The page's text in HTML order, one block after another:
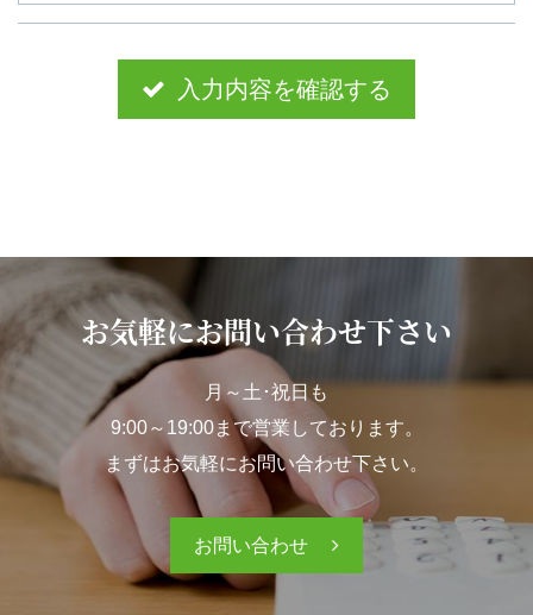
入力内容を確認する
お気軽にお問い合わせ下さい
月～土･祝日も
9:00～19:00まで営業しております。
まずはお気軽にお問い合わせ下さい。
お問い合わせ